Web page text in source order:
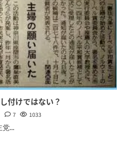
付けではない？
7 1033
...